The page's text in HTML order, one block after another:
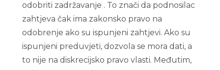
odobriti zadržavanje . To znači da podnosilac
zahtjeva čak ima zakonsko pravo na
odobrenje ako su ispunjeni zahtjevi. Ako su
ispunjeni preduvjeti, dozvola se mora dati, a
to nije na diskrecijsko pravo vlasti. Međutim,